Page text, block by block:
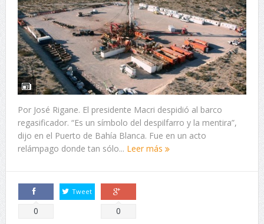
Por José Rigane. El presidente Macri despidió al barco
regasificador. “Es un símbolo del despilfarro y la mentira”,
dijo en el Puerto de Bahía Blanca. Fue en un acto
relámpago donde tan sólo... Leer más
Comparte
0
Tweet
Comparte
0